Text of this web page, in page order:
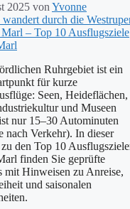
2025 von Yvonne
Ruhrgebiet ist ein
für kurze
Seen, Heideflächen,
und Museen
nur 15–30 Autominuten
nach Verkehr). In dieser
den Top 10
finden Sie geprüfte
mit Hinweisen zu Anreise,
und saisonalen